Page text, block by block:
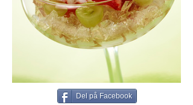
Del på Facebook